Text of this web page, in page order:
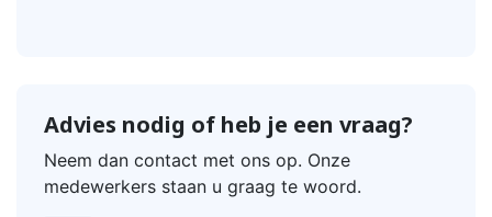
Advies nodig of heb je een vraag?
Neem dan contact met ons op. Onze
medewerkers staan u graag te woord.